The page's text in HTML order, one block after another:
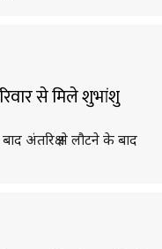
से मिले शुभांशु
अंतरिक्ष से लौटने के बाद